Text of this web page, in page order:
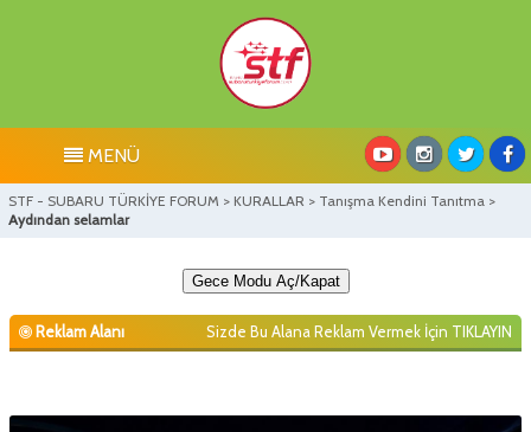
MENÜ
STF - SUBARU TÜRKİYE FORUM > KURALLAR > Tanışma Kendini Tanıtma >
Aydından selamlar
Gece Modu Aç/Kapat
Reklam Alanı Sizde Bu Alana Reklam Vermek İçin TIKLAYIN